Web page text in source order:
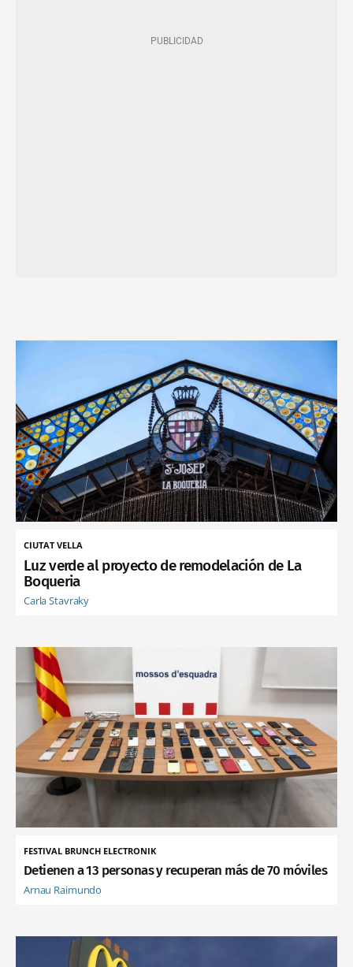
CIUTAT VELLA
Luz verde al proyecto de remodelación de La
Boqueria
Carla Stavraky
FESTIVAL BRUNCH ELECTRONIK
Detienen a 13 personas y recuperan más de 70 móviles
Arnau Raimundo